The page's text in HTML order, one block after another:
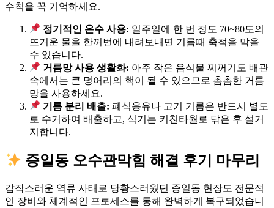
수칙을 꼭 기억하세요.
정기적인 온수 사용: 일주일에 한 번 정도 70~80도의
뜨거운 물을 한꺼번에 내려보내면 기름때 축적을 막을
수 있습니다.
거름망 사용 생활화: 아주 작은 음식물 찌꺼기도 배관
속에서는 큰 덩어리의 핵이 될 수 있으므로 촘촘한 거름
망을 사용하세요.
기름 분리 배출: 폐식용유나 고기 기름은 반드시 별도
로 수거하여 배출하고, 식기는 키친타월로 닦은 후 설거
지합니다.
증일동 오수관막힘 해결 후기 마무리
갑작스러운 역류 사태로 당황스러웠던 증일동 현장도 전문적
인 장비와 체계적인 프로세스를 통해 완벽하게 복구되었습니